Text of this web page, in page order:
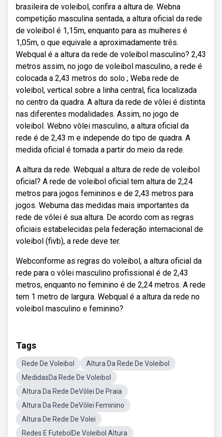
brasileira de voleibol, confira a altura de. Webna
competição masculina sentada, a altura oficial da rede
de voleibol é 1,15m, enquanto para as mulheres é
1,05m, o que equivale a aproximadamente três.
Webqual é a altura da rede de voleibol masculino? 2,43
metros assim, no jogo de voleibol masculino, a rede é
colocada a 2,43 metros do solo ; Weba rede de
voleibol, vertical sobre a linha central, fica localizada
no centro da quadra. A altura da rede de vôlei é distinta
nas diferentes modalidades. Assim, no jogo de
voleibol. Webno vôlei masculino, a altura oficial da
rede é de 2,43 m e independe do tipo de quadra. A
medida oficial é tomada a partir do meio da rede.
A altura da rede. Webqual a altura de rede de voleibol
oficial? A rede de voleibol oficial tem altura de 2,24
metros para jogos femininos e de 2,43 metros para
jogos. Webuma das medidas mais importantes da
rede de vôlei é sua altura. De acordo com as regras
oficiais estabelecidas pela federação internacional de
voleibol (fivb), a rede deve ter.
Webconforme as regras do voleibol, a altura oficial da
rede para o vôlei masculino profissional é de 2,43
metros, enquanto no feminino é de 2,24 metros. A rede
tem 1 metro de largura. Webqual é a altura da rede no
voleibol masculino e feminino?
Tags
Rede De Voleibol
Altura Da Rede De Voleibol
MedidasDa Rede De Voleibol
Altura Da Rede DeVôlei De Praia
Altura Da Rede DeVôlei Feminino
Altura De Rede De Volei
Redes E FutebolDe Voleibol Altura